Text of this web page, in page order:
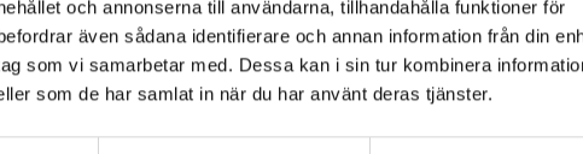
och annonserna till användarna, tillhandahålla funktioner för
även sådana identifierare och annan information från din
som vi samarbetar med. Dessa kan i sin tur kombinera
som de har samlat in när du har använt deras tjänster.